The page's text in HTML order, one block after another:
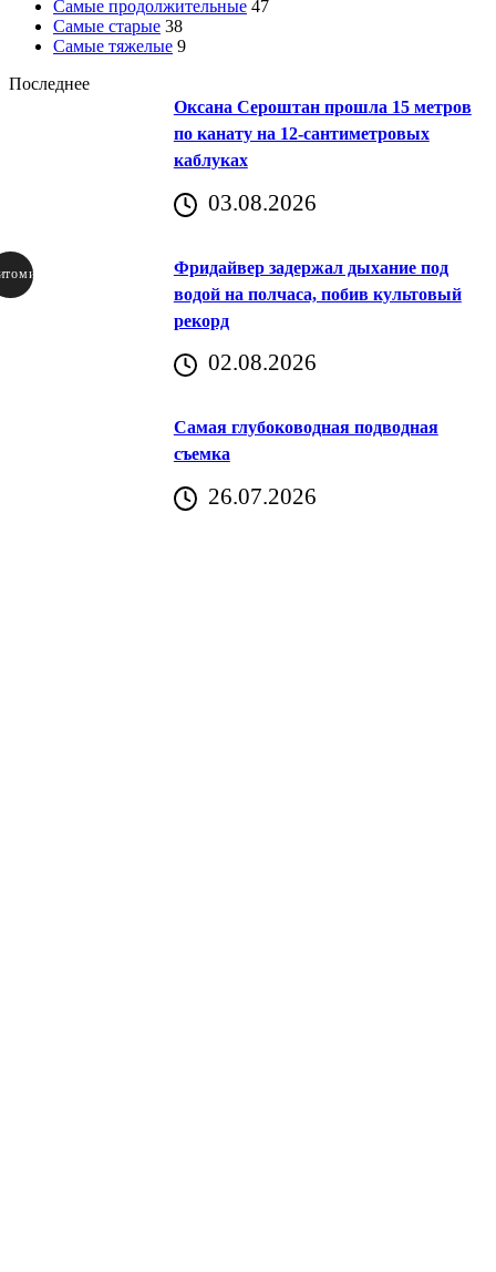
Самые продолжительные 47
Самые старые 38
Самые тяжелые 9
Последнее
Оксана Сероштан прошла 15 метров
по канату на 12-сантиметровых
каблуках
03.08.2026
Фридайвер задержал дыхание под
водой на полчаса, побив культовый
рекорд
02.08.2026
Самая глубоководная подводная
съемка
26.07.2026